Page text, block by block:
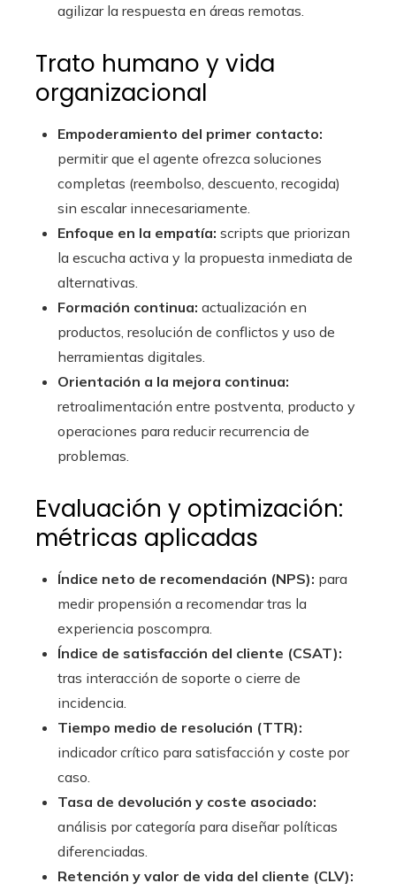
agilizar la respuesta en áreas remotas.
Trato humano y vida
organizacional
Empoderamiento del primer contacto:
permitir que el agente ofrezca soluciones
completas (reembolso, descuento, recogida)
sin escalar innecesariamente.
Enfoque en la empatía: scripts que priorizan
la escucha activa y la propuesta inmediata de
alternativas.
Formación continua: actualización en
productos, resolución de conflictos y uso de
herramientas digitales.
Orientación a la mejora continua:
retroalimentación entre postventa, producto y
operaciones para reducir recurrencia de
problemas.
Evaluación y optimización:
métricas aplicadas
Índice neto de recomendación (NPS): para
medir propensión a recomendar tras la
experiencia poscompra.
Índice de satisfacción del cliente (CSAT):
tras interacción de soporte o cierre de
incidencia.
Tiempo medio de resolución (TTR):
indicador crítico para satisfacción y coste por
caso.
Tasa de devolución y coste asociado:
análisis por categoría para diseñar políticas
diferenciadas.
Retención y valor de vida del cliente (CLV):